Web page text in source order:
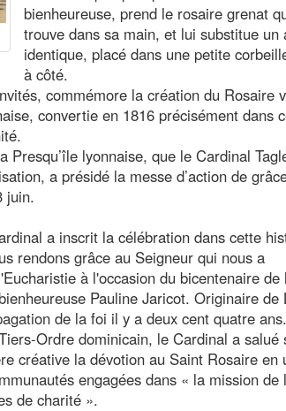
bienheureuse, prend le rosaire grenat
trouve dans sa main, et lui substitue un
identique, placé dans une petite
à côté.
commémore la création du Rosaire
convertie en 1816 précisément dans
lyonnaise, que le Cardinal
a présidé la messe d’action de
juin.
a inscrit la célébration dans cette
rendons grâce au Seigneur qui nous a
à l'occasion du bicentenaire de
Pauline Jaricot. Originaire de
de la foi il y a deux cent quatre
Ordre dominicain, le Cardinal a salué
créative la dévotion au Saint Rosaire en
engagées dans « la mission de
de charité ».